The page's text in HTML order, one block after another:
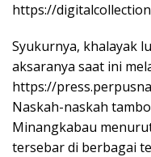
https://
Syukurnya, khalayak
aksaranya saat ini
https://
Naskah-naskah
Minangkabau
tersebar di berbagai